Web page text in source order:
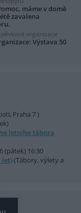
máme v domě
zavalena
organizace
Výstava 50
Praha 7 )
letního tábora
(pátek) 16:30
let)(Tábory, výlety a